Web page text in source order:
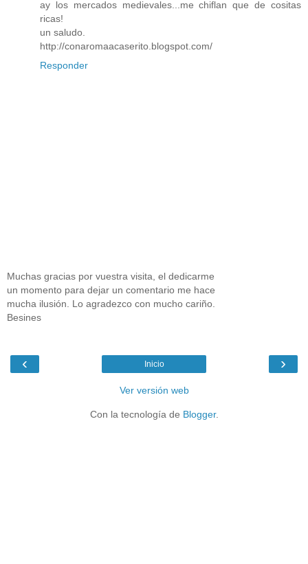
ay los mercados medievales...me chiflan que de cositas
ricas!
un saludo.
http://conaromaacaserito.blogspot.com/
Responder
Muchas gracias por vuestra visita, el dedicarme
un momento para dejar un comentario me hace
mucha ilusión. Lo agradezco con mucho cariño.
Besines
‹ ›
Inicio
Ver versión web
Con la tecnología de Blogger.